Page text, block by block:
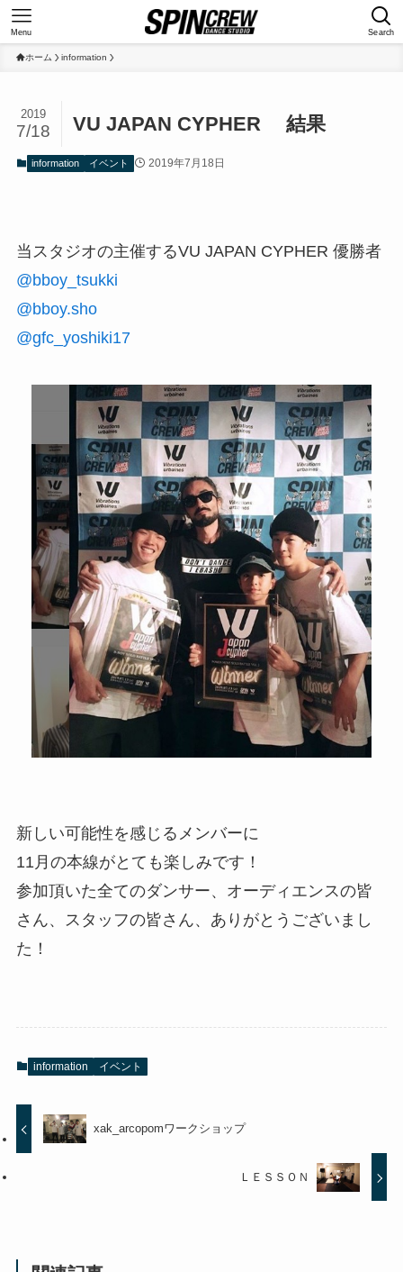
Search
Menu
ホーム information
VU JAPAN CYPHER 結果
2019
7/18
information イベント 2019年7月18日
当スタジオの主催するVU JAPAN CYPHER 優勝者
@bboy_tsukki
@bboy.sho
@gfc_yoshiki17
新しい可能性を感じるメンバーに
11月の本線がとても楽しみです！
参加頂いた全てのダンサー、オーディエンスの皆
さん、スタッフの皆さん、ありがとうございまし
た！
information イベント
xak_arcopomワークショップ
ＬＥＳＳＯＮ